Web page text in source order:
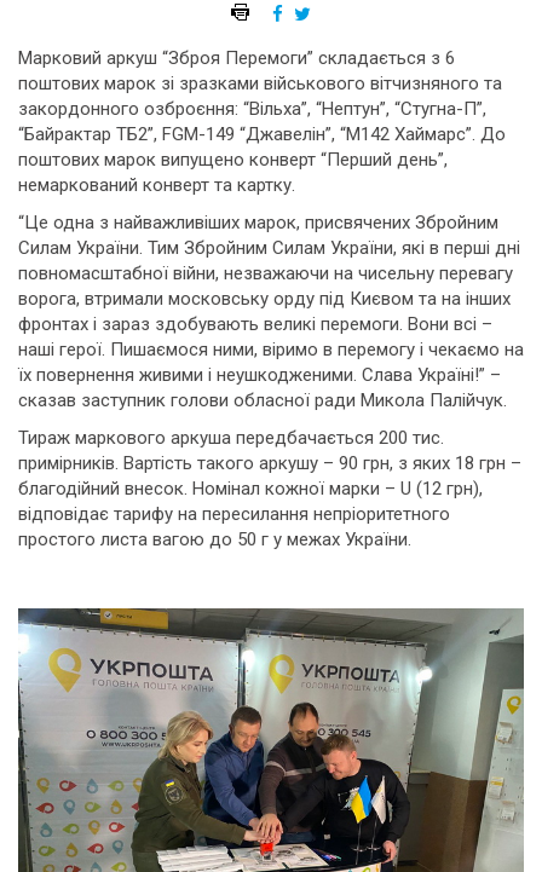
Марковий аркуш “Зброя Перемоги” складається з 6
поштових марок зі зразками військового вітчизняного та
закордонного озброєння: “Вільха”, “Нептун”, “Стугна-П”,
“Байрактар ТБ2”, FGM-149 “Джавелін”, “M142 Хаймарс”. До
поштових марок випущено конверт “Перший день”,
немаркований конверт та картку.
“Це одна з найважливіших марок, присвячених Збройним
Силам України. Тим Збройним Силам України, які в перші дні
повномасштабної війни, незважаючи на чисельну перевагу
ворога, втримали московську орду під Києвом та на інших
фронтах і зараз здобувають великі перемоги. Вони всі –
наші герої. Пишаємося ними, віримо в перемогу і чекаємо на
їх повернення живими і неушкодженими. Слава Україні!” –
сказав заступник голови обласної ради Микола Палійчук.
Тираж маркового аркуша передбачається 200 тис.
примірників. Вартість такого аркушу – 90 грн, з яких 18 грн –
благодійний внесок. Номінал кожної марки – U (12 грн),
відповідає тарифу на пересилання непріоритетного
простого листа вагою до 50 г у межах України.